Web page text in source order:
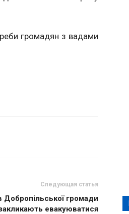
громадян з вадами
Следующая статья
Добропільської громади
евакуюватися